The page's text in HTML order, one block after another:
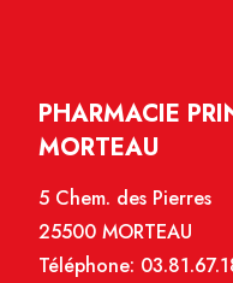
PHARMACIE
MORTEAU
5 Chem. des Pierres
25500 MORTEAU
Téléphone: